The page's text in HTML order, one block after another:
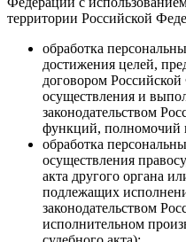
территории Российской
обработка
достижения целей,
договором
осуществления и
законодательством
функций, полномочий
обработка
осуществления
акта другого органа
подлежащих
законодательством
исполнительном